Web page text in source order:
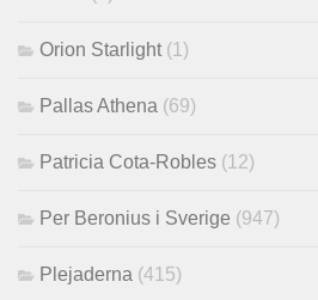
Orion Starlight (1)
Pallas Athena (69)
Patricia Cota-Robles (12)
Per Beronius i Sverige (947)
Plejaderna (415)